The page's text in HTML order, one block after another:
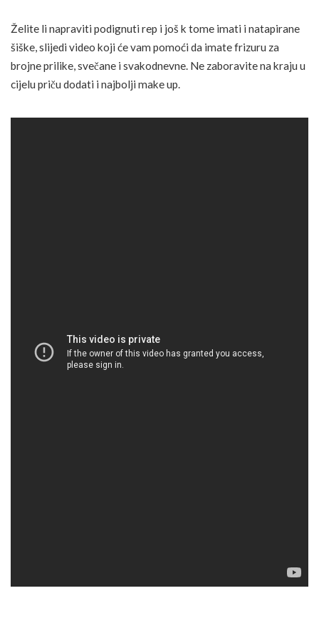
Želite li napraviti podignuti rep i još k tome imati i natapirane
šiške, slijedi video koji će vam pomoći da imate frizuru za
brojne prilike, svečane i svakodnevne. Ne zaboravite na kraju u
cijelu priču dodati i najbolji make up.